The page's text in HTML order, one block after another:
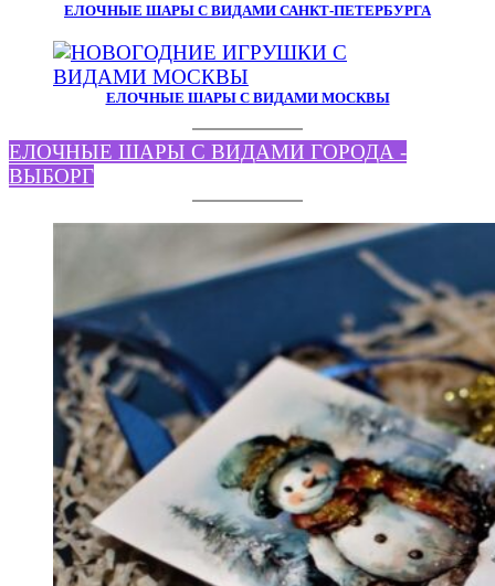
ЕЛОЧНЫЕ ШАРЫ С ВИДАМИ САНКТ-ПЕТЕРБУРГА
ЕЛОЧНЫЕ ШАРЫ С ВИДАМИ МОСКВЫ
ЕЛОЧНЫЕ ШАРЫ С ВИДАМИ ГОРОДА -
ВЫБОРГ